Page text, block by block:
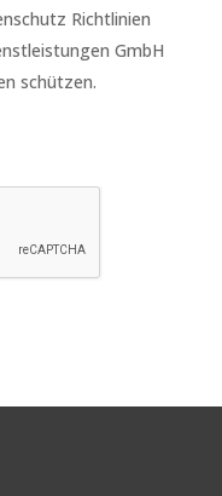
Richtlinien
GmbH
schützen.